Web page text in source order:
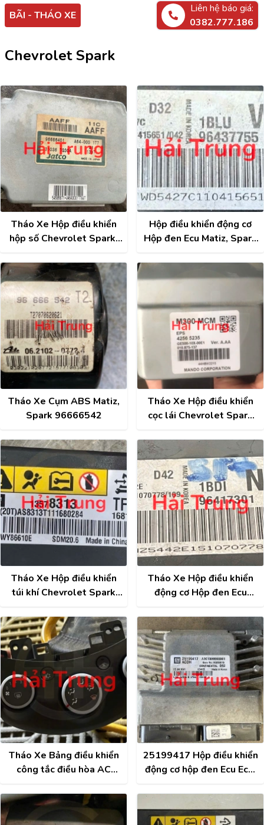
BÃI - THÁO XE
Liên hệ báo giá:
0382.777.186
Chevrolet Spark
Tháo Xe Hộp điều khiển
hộp số Chevrolet Spark,
Hộp điều khiển động cơ
Hộp đen Ecu Matiz, Spark
Tháo Xe Cụm ABS Matiz,
Spark 96666542
Tháo Xe Hộp điều khiển
cọc lái Chevrolet Spark
Tháo Xe Hộp điều khiển
túi khí Chevrolet Spark
Tháo Xe Hộp điều khiển
động cơ Hộp đen Ecu
96417301
Tháo Xe Bảng điều khiển
công tắc điều hòa AC
2017 95390861
25199417 Hộp điều khiển
động cơ hộp đen Ecu Ecm
Tháo Xe